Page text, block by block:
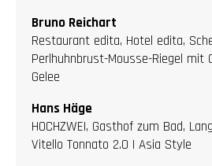
Bruno Reichart
Restaurant edita, Hotel edita,
Perlhuhnbrust-Mousse-Riegel mit
Gelee
Hans Häge
HOCHZWEI, Gasthof zum Bad,
Vitello Tonnato 2.0 | Asia Style